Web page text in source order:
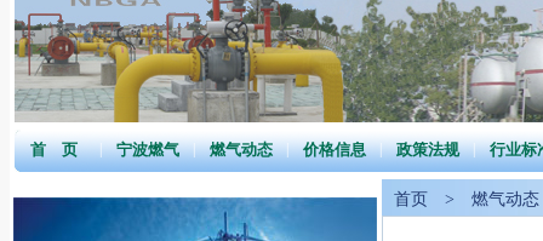
首 页 | 宁波燃气 | 燃气动态 | 价格信息 | 政策法规 | 行业标
首页 > 燃气动态